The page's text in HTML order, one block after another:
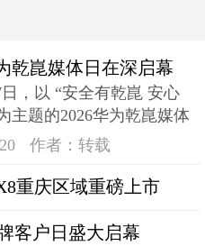
乾崑媒体日在深启幕
场
日，以 “安全有乾崑 安心
主题的2026华为乾崑媒体
功举办作者：转载
重庆区域重磅上市
客户日盛大启幕